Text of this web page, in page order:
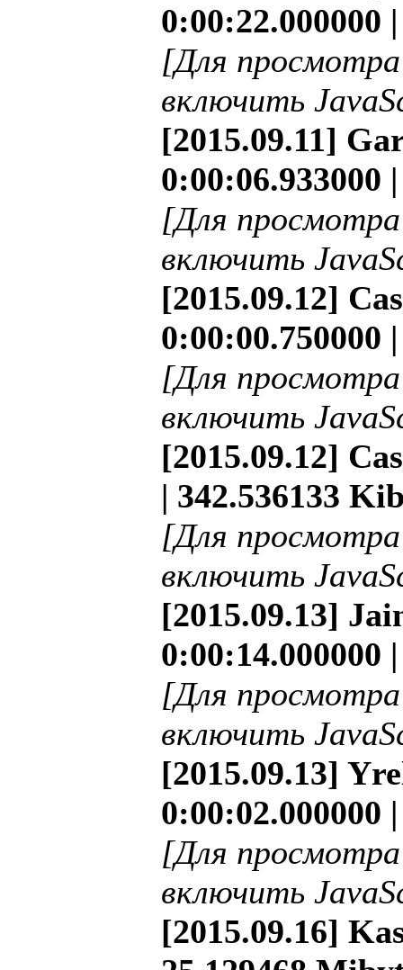
0:00:22.000000
[Для
включить
[2015.09.11]
0:00:06.933000
[Для
включить
[2015.09.12]
0:00:00.750000
[Для
включить
[2015.09.12]
| 342.536133
[Для
включить
[2015.09.13]
0:00:14.000000
[Для
включить
[2015.09.13]
0:00:02.000000
[Для
включить
[2015.09.16]